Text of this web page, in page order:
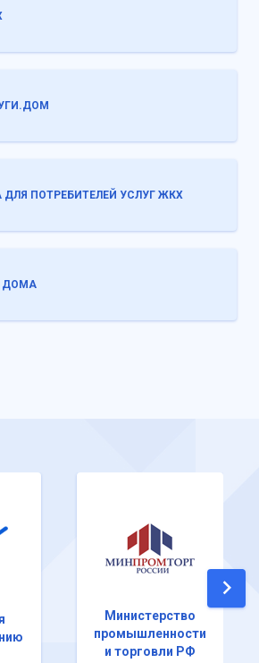
ДЛЯ ПОТРЕБИТЕЛЕЙ УСЛУГ ЖКХ
ДОМА
Министерство
промышленности
и торговли РФ